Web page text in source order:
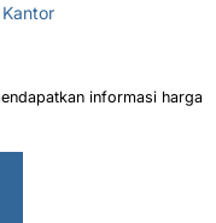
informasi harga